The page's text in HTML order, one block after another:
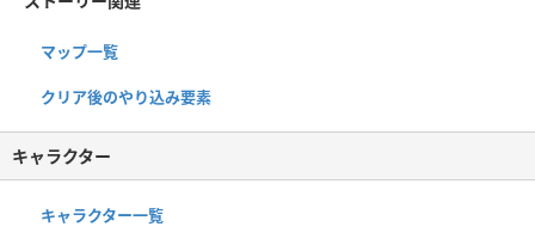
マップ一覧
クリア後のやり込み要素
キャラクター
キャラクター一覧